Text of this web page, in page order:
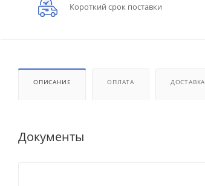
Короткий срок поставки
ОПИСАНИЕ ОПЛАТА ДОСТАВКА
Документы